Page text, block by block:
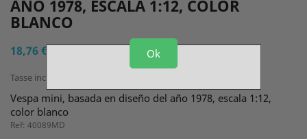
AÑO 1978, ESCALA 1:12, COLOR
BLANCO
18,76 €
Tasse incluse
Vespa mini, basada en diseño del año 1978, escala 1:12,
color blanco
Ref: 40089MD
Ok